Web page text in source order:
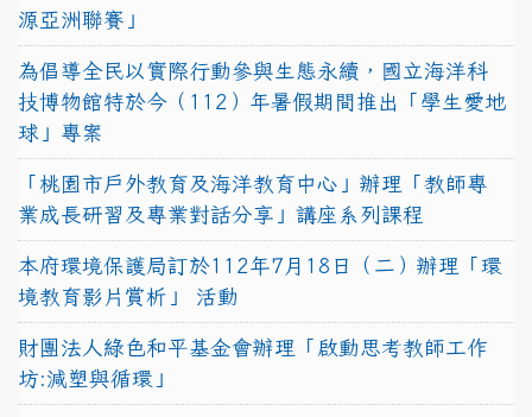
源亞洲聯賽」
為倡導全民以實際行動參與生態永續，國立海洋科
技博物館特於今（112）年暑假期間推出「學生愛地
球」專案
「桃園市戶外教育及海洋教育中心」辦理「教師專
業成長研習及專業對話分享」講座系列課程
本府環境保護局訂於112年7月18日（二）辦理「環
境教育影片賞析」 活動
財團法人綠色和平基金會辦理「啟動思考教師工作
坊:減塑與循環」